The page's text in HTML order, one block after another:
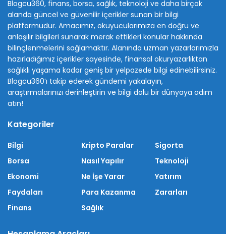
Blogcu360, finans, borsa, sağlık, teknoloji ve daha birçok
alanda güncel ve güvenilir içerikler sunan bir bilgi
platformudur. Amacımız, okuyucularımıza en doğru ve
anlaşılır bilgileri sunarak merak ettikleri konular hakkında
bilinçlenmelerini sağlamaktır. Alanında uzman yazarlarımızla
hazırladığımız içerikler sayesinde, finansal okuryazarlıktan
sağlıklı yaşama kadar geniş bir yelpazede bilgi edinebilirsiniz.
Blogcu360’ı takip ederek gündemi yakalayın,
araştırmalarınızı derinleştirin ve bilgi dolu bir dünyaya adım
atın!
Kategoriler
Bilgi
Borsa
Ekonomi
Faydaları
Finans
Kripto Paralar
Nasıl Yapılır
Ne İşe Yarar
Para Kazanma
Sağlık
Sigorta
Teknoloji
Yatırım
Zararları